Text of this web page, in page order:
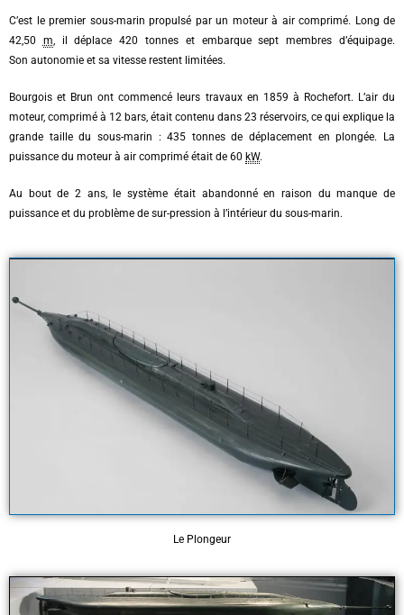
C’est le premier sous-marin propulsé par un moteur à air comprimé. Long de
42,50 m, il déplace 420 tonnes et embarque sept membres d’équipage.
Son autonomie et sa vitesse restent limitées.
Bourgois et Brun ont commencé leurs travaux en 1859 à Rochefort. L’air du
moteur, comprimé à 12 bars, était contenu dans 23 réservoirs, ce qui explique la
grande taille du sous-marin : 435 tonnes de déplacement en plongée. La
puissance du moteur à air comprimé était de 60 kW.
Au bout de 2 ans, le système était abandonné en raison du manque de
puissance et du problème de sur-pression à l’intérieur du sous-marin.
Le Plongeur